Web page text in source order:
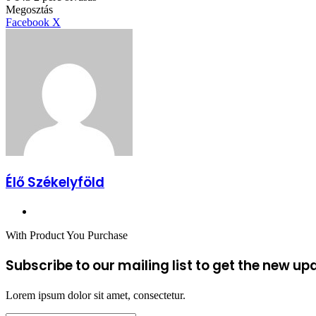
Facebook
X
Reddit
WhatsApp
Megosztás
email-
Nyomtatás
Megosztás
Facebook X
Élő Székelyföld
With Product You Purchase
Subscribe to our mailing list to get the new
Lorem ipsum dolor sit amet, consectetur.